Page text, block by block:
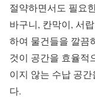
절약하면서도 필요
바구니, 칸막이, 서
하여 물건들을 깔끔
것이 공간을 효율적
이지 않는 수납 공
다.